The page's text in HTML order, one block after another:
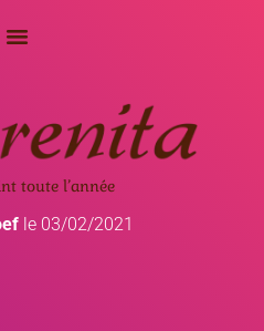
toute l’année
le 03/02/2021